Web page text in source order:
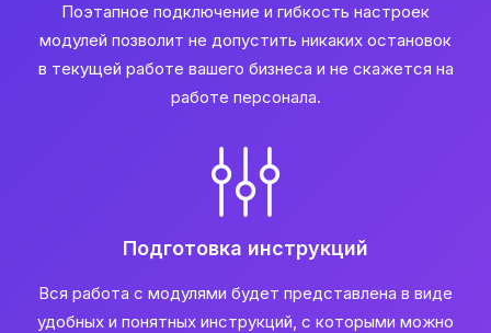
Поэтапное подключение и гибкость настроек
модулей позволит не допустить никаких остановок
в текущей работе вашего бизнеса и не скажется на
работе персонала.
Подготовка инструкций
Вся работа с модулями будет представлена в виде
удобных и понятных инструкций, с которыми можно